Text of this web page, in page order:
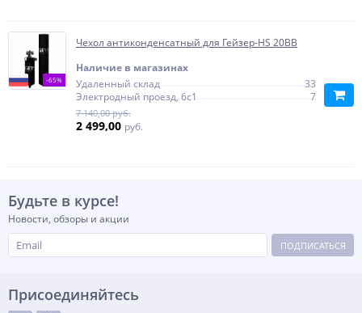
-65%
Чехол антиконденсатный для Гейзер-HS 20ВВ
Наличие в магазинах
Удаленный склад
33
Электродный проезд, 6с1
7
7 140,00 руб.
2 499,00 руб.
Будьте в курсе!
Новости, обзоры и акции
ПОДПИСАТЬСЯ
Присоединяйтесь